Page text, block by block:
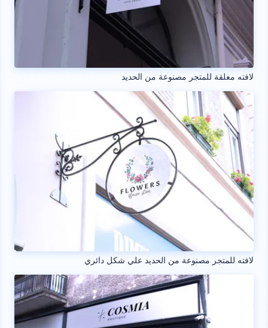
لافته معلقة للمتجر مصنوعة من الحديد
لافته للمتجر مصنوعة من الحديد علي شكل دائري